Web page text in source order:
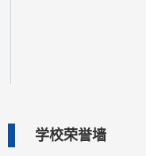
学校荣誉墙